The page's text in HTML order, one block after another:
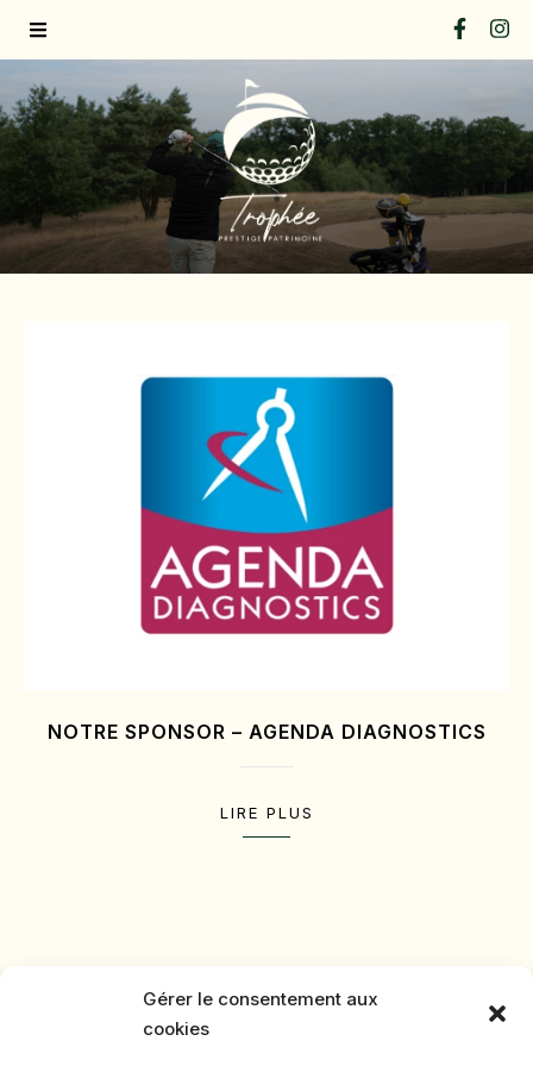
Gérer le consentement aux
cookies
NOTRE SPONSOR – AGENDA DIAGNOSTICS
LIRE PLUS